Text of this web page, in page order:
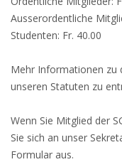
Ausserordentliche
Studenten: Fr. 40.00
Mehr Informationen zu
unseren Statuten zu
Wenn Sie Mitglied der
Sie sich an unser
Formular aus.